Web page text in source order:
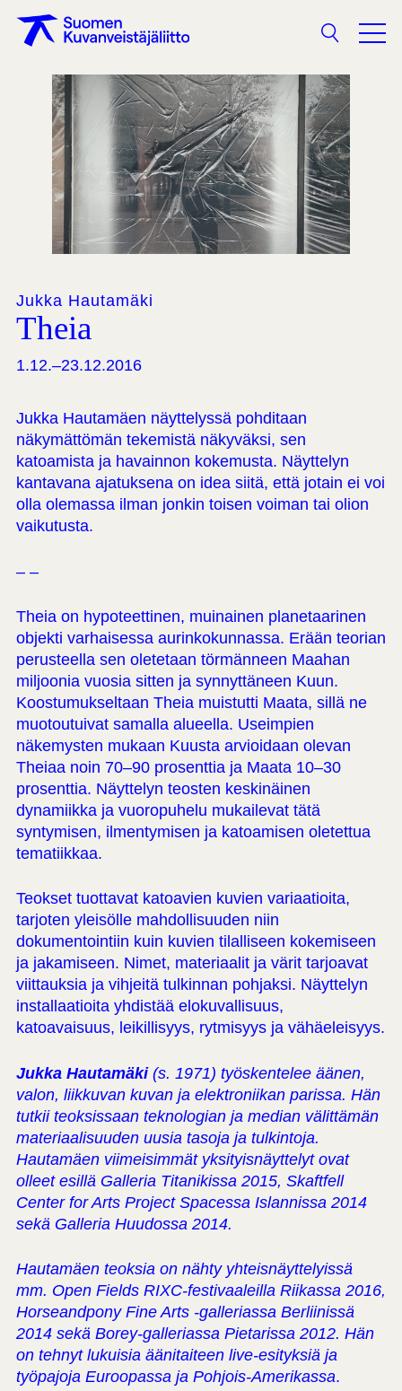
Haku
Jukka Hautamäki
Theia
1.12.–23.12.2016
Jukka Hautamäen näyttelyssä pohditaan
näkymättömän tekemistä näkyväksi, sen
katoamista ja havainnon kokemusta. Näyttelyn
kantavana ajatuksena on idea siitä, että jotain ei voi
olla olemassa ilman jonkin toisen voiman tai olion
vaikutusta.
– –
Theia on hypoteettinen, muinainen planetaarinen
objekti varhaisessa aurinkokunnassa. Erään teorian
perusteella sen oletetaan törmänneen Maahan
miljoonia vuosia sitten ja synnyttäneen Kuun.
Koostumukseltaan Theia muistutti Maata, sillä ne
muotoutuivat samalla alueella. Useimpien
näkemysten mukaan Kuusta arvioidaan olevan
Theiaa noin 70–90 prosenttia ja Maata 10–30
prosenttia. Näyttelyn teosten keskinäinen
dynamiikka ja vuoropuhelu mukailevat tätä
syntymisen, ilmentymisen ja katoamisen oletettua
tematiikkaa.
Teokset tuottavat katoavien kuvien variaatioita,
tarjoten yleisölle mahdollisuuden niin
dokumentointiin kuin kuvien tilalliseen kokemiseen
ja jakamiseen. Nimet, materiaalit ja värit tarjoavat
viittauksia ja vihjeitä tulkinnan pohjaksi. Näyttelyn
installaatioita yhdistää elokuvallisuus,
katoavaisuus, leikillisyys, rytmisyys ja vähäeleisyys.
Jukka Hautamäki(s. 1971) työskentelee äänen,
valon, liikkuvan kuvan ja elektroniikan parissa. Hän
tutkii teoksissaan teknologian ja median välittämän
materiaalisuuden uusia tasoja ja tulkintoja.
Hautamäen viimeisimmät yksityisnäyttelyt ovat
olleet esillä Galleria Titanikissa 2015, Skaftfell
Center for Arts Project Spacessa Islannissa 2014
sekä Galleria Huudossa 2014.
Hautamäen teoksia on nähty yhteisnäyttelyissä
mm. Open Fields RIXC-festivaaleilla Riikassa 2016,
Horseandpony Fine Arts -galleriassa Berliinissä
2014 sekä Borey-galleriassa Pietarissa 2012. Hän
on tehnyt lukuisia äänitaiteen live-esityksiä ja
työpajoja Euroopassa ja Pohjois-Amerikassa.